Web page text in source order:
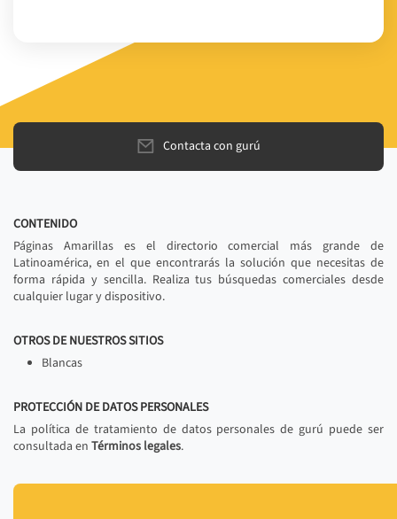
Contacta con gurú
CONTENIDO
Páginas Amarillas es el directorio comercial más grande de
Latinoamérica, en el que encontrarás la solución que necesitas de
forma rápida y sencilla. Realiza tus búsquedas comerciales desde
cualquier lugar y dispositivo.
OTROS DE NUESTROS SITIOS
Blancas
PROTECCIÓN DE DATOS PERSONALES
La política de tratamiento de datos personales de gurú puede ser
consultada en Términos legales.